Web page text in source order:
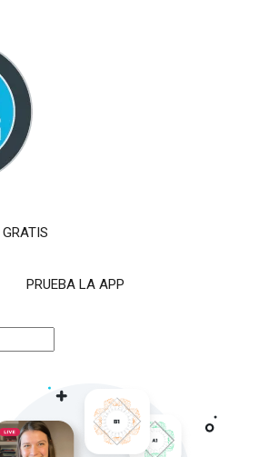
PRUEBA LA APP